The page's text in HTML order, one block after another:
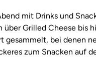
mit Drinks und
über Grilled Cheese bis
gesammelt, bei denen
zum Snacken auf